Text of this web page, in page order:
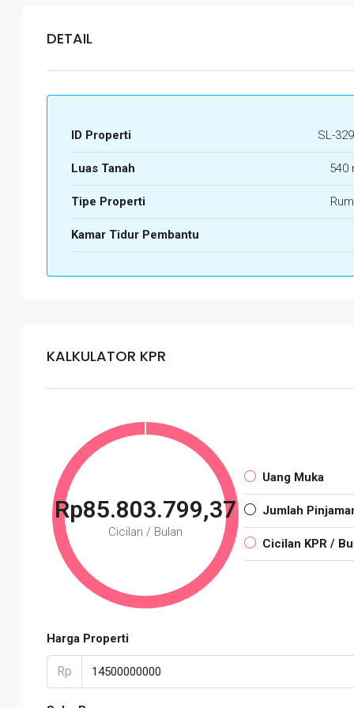
DETAIL
ID Properti SL-
Luas Tanah 540
Tipe Properti
Kamar Tidur Pembantu
KALKULATOR KPR
Rp85.803.799,37
Cicilan / Bulan
Uang Muka
Jumlah
Cicilan KPR /
Harga Properti
Rp